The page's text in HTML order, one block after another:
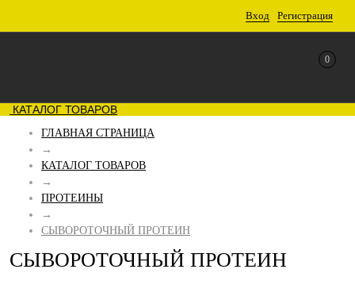
Вход Регистрация
0
КАТАЛОГ ТОВАРОВ
ГЛАВНАЯ СТРАНИЦА
→
КАТАЛОГ ТОВАРОВ
→
ПРОТЕИНЫ
→
СЫВОРОТОЧНЫЙ ПРОТЕИН
СЫВОРОТОЧНЫЙ ПРОТЕИН